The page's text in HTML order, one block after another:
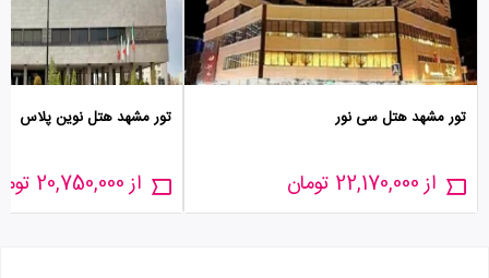
تور مشهد هتل سی نور
از 22,170,000 تومان
تور مشهد هتل نوین پلاس
از 20,750,000 تومان